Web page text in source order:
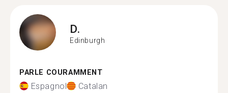
D.
Edinburgh
PARLE COURAMMENT
Espagnol Catalan